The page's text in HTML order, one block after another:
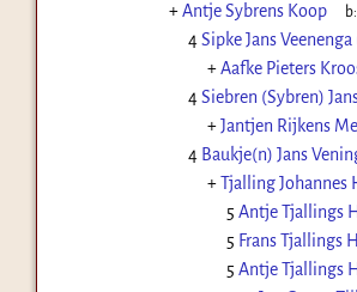
+Antje Sybrens Koop b:
4Sipke Jans
+Aafke Pieters
4Siebren (Sybren)
+Jantjen Rijkens
4 Baukje(n) Jans
+Tjalling Johannes
5 Antje Tjallings
5 Frans Tjallings
5 Antje Tjallings